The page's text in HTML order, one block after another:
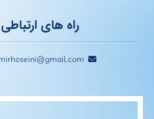
راه های ارتباطی